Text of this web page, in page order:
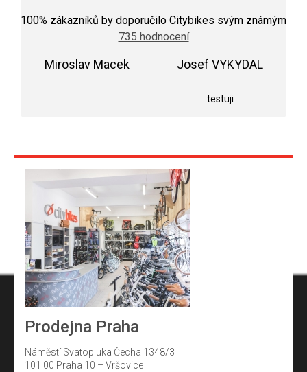
hodnocení
obchodu
je
100% zákazníků by doporučilo Citybikes svým známým
735 hodnocení
Miroslav Macek Josef VYKYDAL
testuji
Prodejna Praha
Náměstí Svatopluka Čecha 1348/3
101 00 Praha 10 – Vršovice